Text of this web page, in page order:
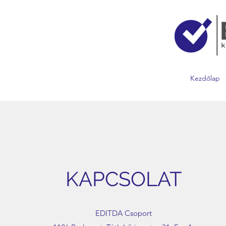
Kezdőlap
KAPCSOLAT
EDITDA Csoport